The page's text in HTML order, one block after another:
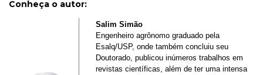
Conheça o autor:
Salim Simão
Engenheiro agrônomo graduado pela
Esalq/USP, onde também concluiu seu
Doutorado, publicou inúmeros trabalhos em
revistas científicas, além de ter uma intensa